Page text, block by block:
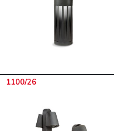
1100/26